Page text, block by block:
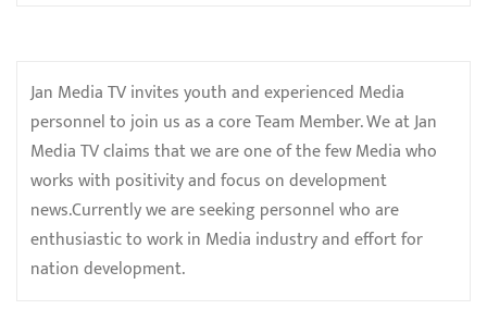
Jan Media TV invites youth and experienced Media
personnel to join us as a core Team Member. We at Jan
Media TV claims that we are one of the few Media who
works with positivity and focus on development
news.Currently we are seeking personnel who are
enthusiastic to work in Media industry and effort for
nation development.